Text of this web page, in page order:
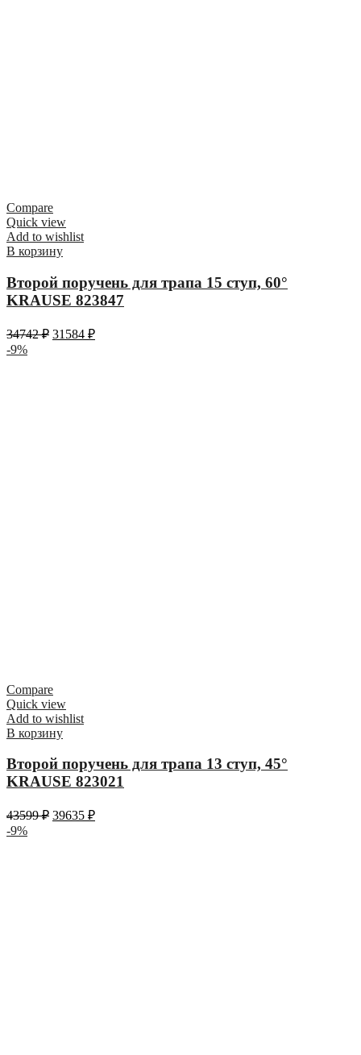
Compare
Quick view
Add to wishlist
В корзину
Второй поручень для трапа 15 ступ, 60°
KRAUSE 823847
34742₽ 31584 ₽
-9%
Compare
Quick view
Add to wishlist
В корзину
Второй поручень для трапа 13 ступ, 45°
KRAUSE 823021
43599₽ 39635 ₽
-9%